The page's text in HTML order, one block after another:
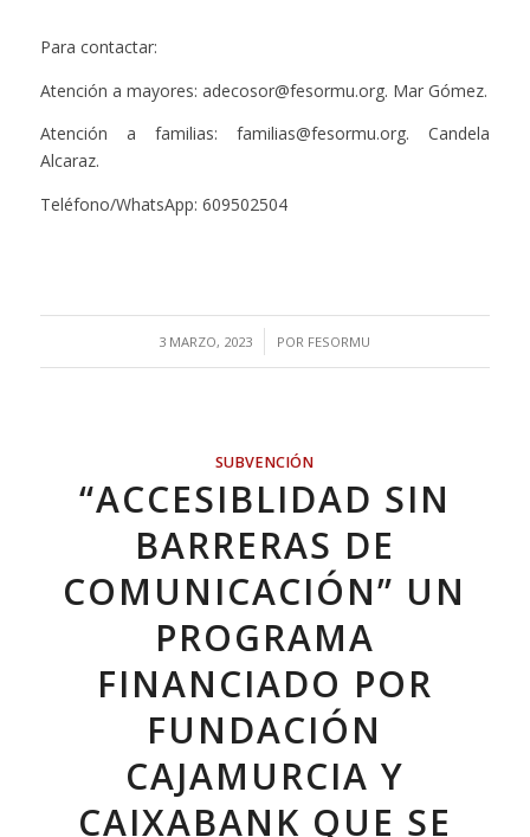
Para contactar:
Atención a mayores: adecosor@fesormu.org. Mar Gómez.
Atención a familias: familias@fesormu.org. Candela
Alcaraz.
Teléfono/WhatsApp: 609502504
3 MARZO, 2023
/ POR FESORMU
SUBVENCIÓN
“ACCESIBLIDAD SIN
BARRERAS DE
COMUNICACIÓN” UN
PROGRAMA
FINANCIADO POR
FUNDACIÓN
CAJAMURCIA Y
CAIXABANK QUE SE